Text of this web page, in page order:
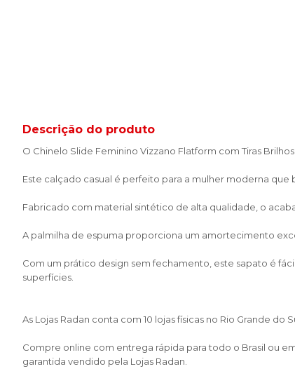
Descrição do produto
O Chinelo Slide Feminino Vizzano Flatform com Tiras
Este calçado casual é perfeito para a mulher moderna
Fabricado com material sintético de alta qualidade, o
A palmilha de espuma proporciona um amortecimento
Com um prático design sem fechamento, este sapato é
superfícies.
As Lojas Radan conta com 10 lojas físicas no Rio Grande
Compre online com entrega rápida para todo o Brasil ou
garantida vendido pela Lojas Radan.